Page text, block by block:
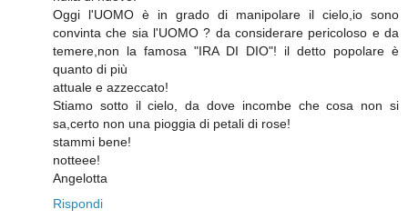
Oggi l'UOMO è in grado di manipolare il cielo,io sono
convinta che sia l'UOMO ? da considerare pericoloso e da
temere,non la famosa "IRA DI DIO"! il detto popolare è
quanto di più
attuale e azzeccato!
Stiamo sotto il cielo, da dove incombe che cosa non si
sa,certo non una pioggia di petali di rose!
stammi bene!
notteee!
Angelotta
Rispondi